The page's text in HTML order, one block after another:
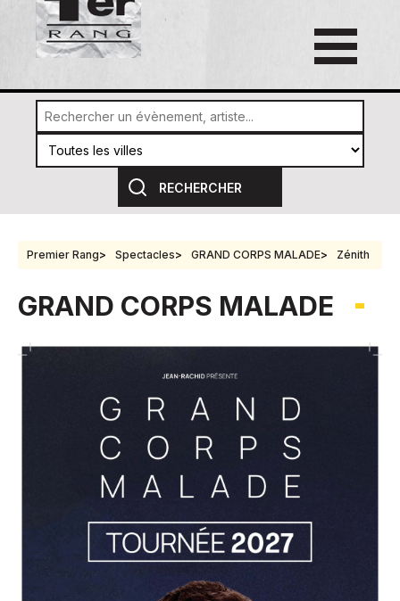
Premier Rang Spectacles GRAND CORPS MALADE Zénith
GRAND CORPS MALADE